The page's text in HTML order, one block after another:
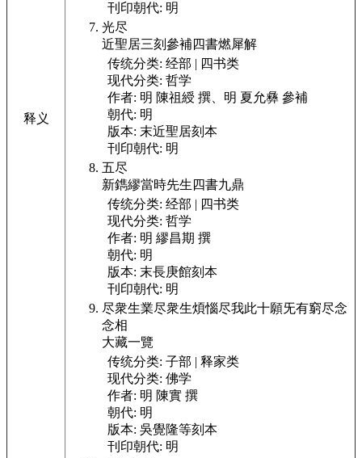
释义
刊印朝代: 明
光尽
近聖居三刻參補四書燃犀解
传统分类: 经部 | 四书类
现代分类: 哲学
作者: 明 陳祖綬 撰、明 夏允彝 參補
朝代: 明
版本: 末近聖居刻本
刊印朝代: 明
五尽
新鐫繆當時先生四書九鼎
传统分类: 经部 | 四书类
现代分类: 哲学
作者: 明 繆昌期 撰
朝代: 明
版本: 末長庚館刻本
刊印朝代: 明
尽衆生業尽衆生煩惱尽我此十願旡有窮尽念
念相
大藏一覽
传统分类: 子部 | 释家类
现代分类: 佛学
作者: 明 陳實 撰
朝代: 明
版本: 吳覺隆等刻本
刊印朝代: 明